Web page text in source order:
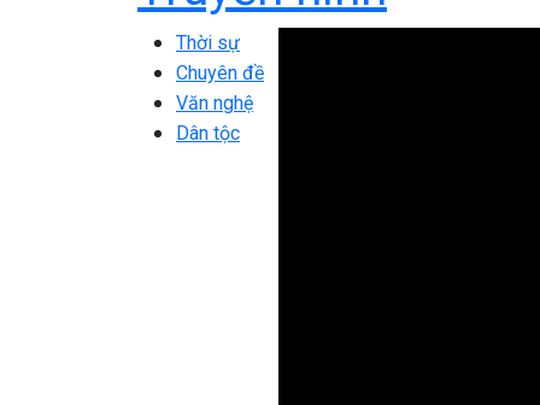
Thời sự
Chuyên đề
Văn nghệ
Dân tộc